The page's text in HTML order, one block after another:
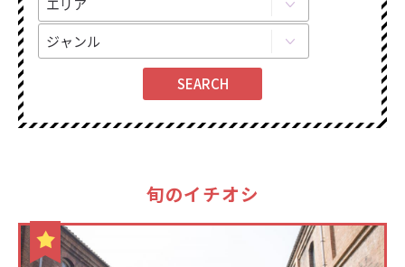
旬のイチオシ